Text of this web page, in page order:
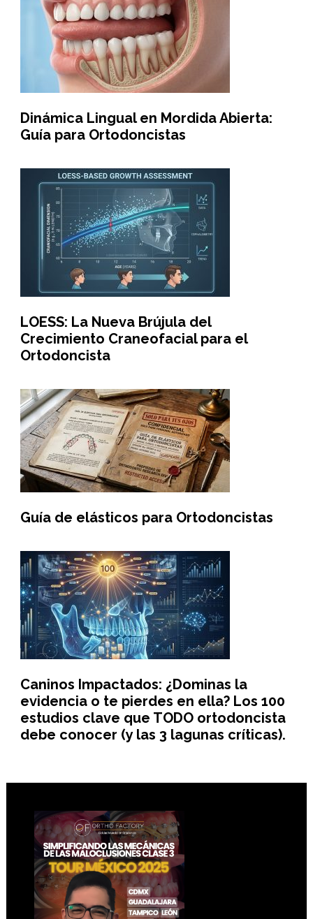
Dinámica Lingual en Mordida Abierta:
Guía para Ortodoncistas
LOESS: La Nueva Brújula del
Crecimiento Craneofacial para el
Ortodoncista
Guía de elásticos para Ortodoncistas
Caninos Impactados: ¿Dominas la
evidencia o te pierdes en ella? Los 100
estudios clave que TODO ortodoncista
debe conocer (y las 3 lagunas críticas).
Footer